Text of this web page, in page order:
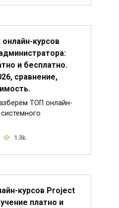
курсов
и бесплатно.
сравнение,
ТОП онлайн-
1.3k.
курсов Project
платно и